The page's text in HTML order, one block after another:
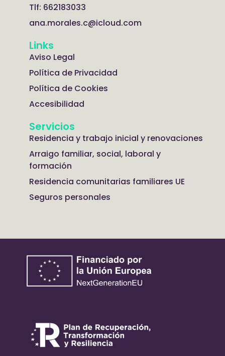
Tlf: 662183033
ana.morales.c@icloud.com
Links
Aviso Legal
Política de Privacidad
Política de Cookies
Accesibilidad
Servicios
Residencia y trabajo inicial y renovaciones
Arraigo familiar, social, laboral y
formación
Residencia comunitarias familiares UE
Seguros personales